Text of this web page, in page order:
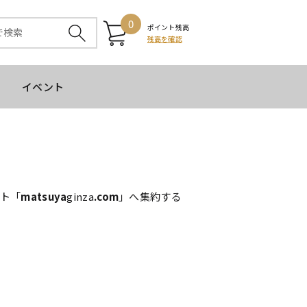
0
ポイント残高
残高を確認
イベント
「matsuyaginza.com」へ集約する